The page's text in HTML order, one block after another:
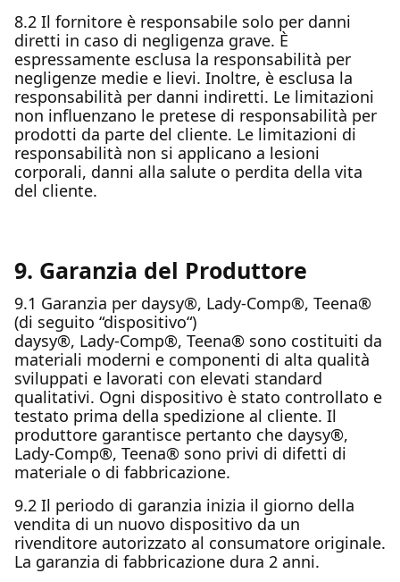
8.2 Il fornitore è responsabile solo per danni
diretti in caso di negligenza grave. È
espressamente esclusa la responsabilità per
negligenze medie e lievi. Inoltre, è esclusa la
responsabilità per danni indiretti. Le limitazioni
non influenzano le pretese di responsabilità per
prodotti da parte del cliente. Le limitazioni di
responsabilità non si applicano a lesioni
corporali, danni alla salute o perdita della vita
del cliente.
9. Garanzia del Produttore
9.1 Garanzia per daysy®, Lady-Comp®, Teena®
(di seguito “dispositivo“)
daysy®, Lady-Comp®, Teena® sono costituiti da
materiali moderni e componenti di alta qualità
sviluppati e lavorati con elevati standard
qualitativi. Ogni dispositivo è stato controllato e
testato prima della spedizione al cliente. Il
produttore garantisce pertanto che daysy®,
Lady-Comp®, Teena® sono privi di difetti di
materiale o di fabbricazione.
9.2 Il periodo di garanzia inizia il giorno della
vendita di un nuovo dispositivo da un
rivenditore autorizzato al consumatore originale.
La garanzia di fabbricazione dura 2 anni.